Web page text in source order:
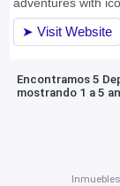
Encontramos 5
mostrando 1 a 5
Inmuebles